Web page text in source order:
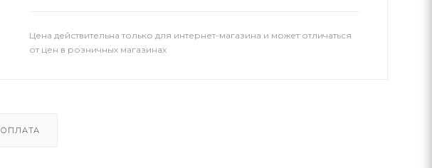
Цена действительна только для интернет-магазина и может отличаться
от цен в розничных магазинах
ОПЛАТА